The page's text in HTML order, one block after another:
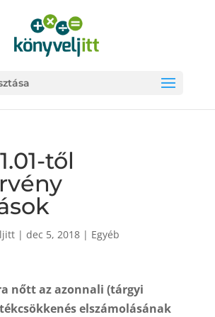
től
| dec 5, 2018| Egyéb
nőtt az azonnali (tárgyi
elszámolásának